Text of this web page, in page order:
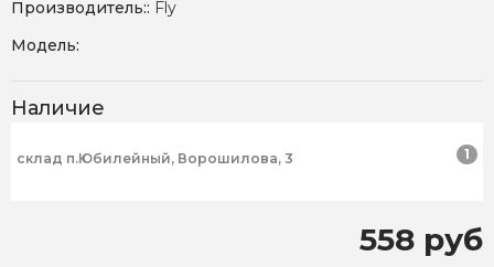
Производитель:: Fly
Модель:
Наличие
склад п.Юбилейный, Ворошилова, 3 1
558 руб